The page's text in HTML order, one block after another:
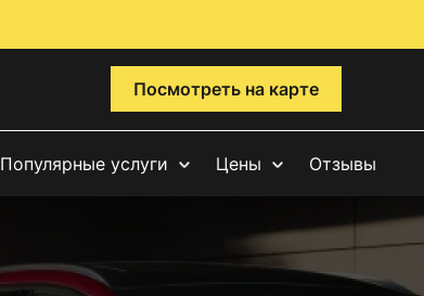
Посмотреть на карте
Популярные услуги Цены Отзывы